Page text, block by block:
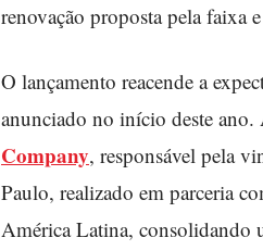
renovação proposta pela faixa
O lançamento reacende a
anunciado no início deste
Company, responsável pela
Paulo, realizado em parceria
América Latina, consolidando